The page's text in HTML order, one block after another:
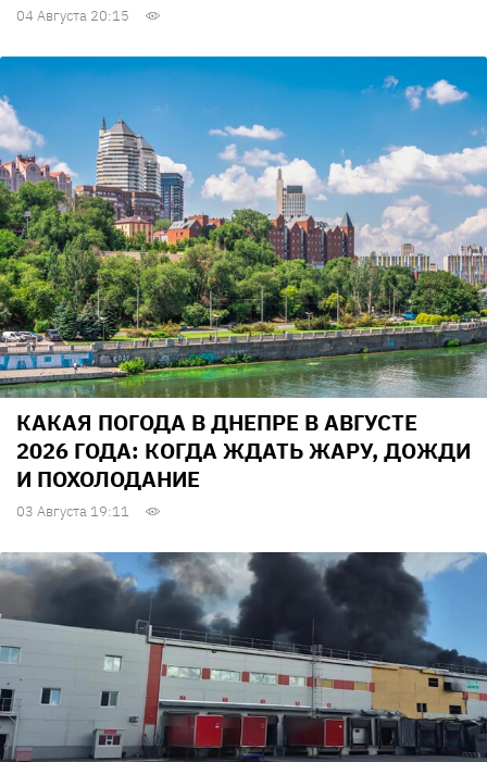
04 Августа 20:15
КАКАЯ ПОГОДА В ДНЕПРЕ В АВГУСТЕ
2026 ГОДА: КОГДА ЖДАТЬ ЖАРУ, ДОЖДИ
И ПОХОЛОДАНИЕ
03 Августа 19:11